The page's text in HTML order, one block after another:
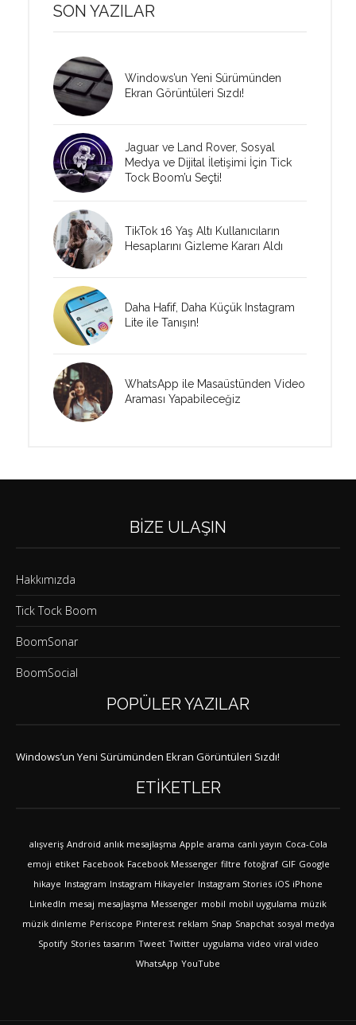
SON YAZILAR
Windows’un Yeni Sürümünden
Ekran Görüntüleri Sızdı!
Jaguar ve Land Rover, Sosyal
Medya ve Dijital İletişimi İçin Tick
Tock Boom’u Seçti!
TikTok 16 Yaş Altı Kullanıcıların
Hesaplarını Gizleme Kararı Aldı
Daha Hafif, Daha Küçük Instagram
Lite ile Tanışın!
WhatsApp ile Masaüstünden Video
Araması Yapabileceğiz
BIZE ULAŞIN
Hakkımızda
Tick Tock Boom
BoomSonar
BoomSocial
POPÜLER YAZILAR
Windows’un Yeni Sürümünden Ekran Görüntüleri Sızdı!
ETIKETLER
alışveriş Android anlık mesajlaşma Apple arama canlı yayın Coca-Cola
emoji etiket Facebook Facebook Messenger filtre fotoğraf GIF Google
hikaye Instagram Instagram Hikayeler Instagram Stories iOS iPhone
LinkedIn mesaj mesajlaşma Messenger mobil mobil uygulama müzik
müzik dinleme Periscope Pinterest reklam Snap Snapchat sosyal medya
Spotify Stories tasarım Tweet Twitter uygulama video viral video
WhatsApp YouTube